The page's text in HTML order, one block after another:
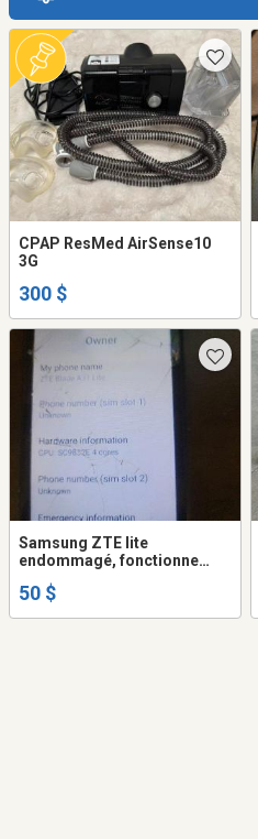
CPAP ResMed AirSense10
3G
300 $
Samsung ZTE lite
endommagé, fonctionne
50 $